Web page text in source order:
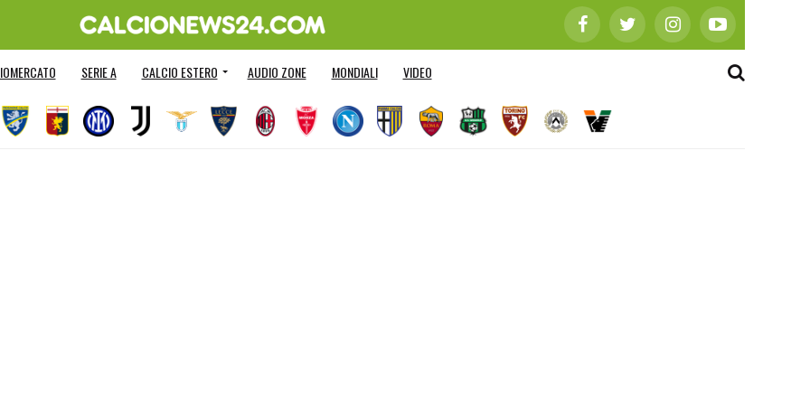
SERIE A CALCIO ESTERO AUDIO ZONE MONDIALI VIDEO